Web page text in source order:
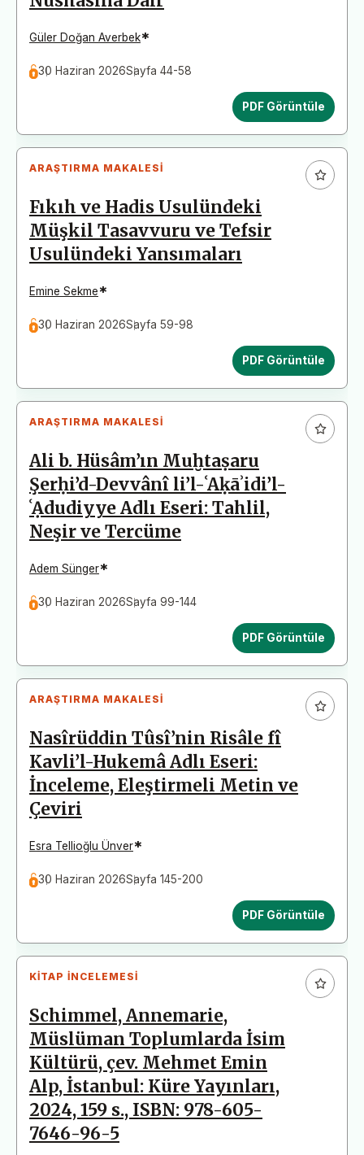
Güler Doğan Averbek*
30 Haziran 2026Sayfa 44-58
PDF Görüntüle
ARAŞTIRMA MAKALESI
Fıkıh ve Hadis Usulündeki
Müşkil Tasavvuru ve Tefsir
Usulündeki Yansımaları
Emine Sekme*
30 Haziran 2026Sayfa 59-98
PDF Görüntüle
ARAŞTIRMA MAKALESI
Ali b. Hüsâm’ın Muḫtaṣaru
Şerḥi’d-Devvânî li’l-ʿAḳāʾidi’l-
ʿẠdudiyye Adlı Eseri: Tahlil,
Neşir ve Tercüme
Adem Sünger*
30 Haziran 2026Sayfa 99-144
PDF Görüntüle
ARAŞTIRMA MAKALESI
Nasîrüddin Tûsî’nin Risâle fî
Kavli’l-Hukemâ Adlı Eseri:
İnceleme, Eleştirmeli Metin ve
Çeviri
Esra Tellioğlu Ünver*
30 Haziran 2026Sayfa 145-200
PDF Görüntüle
KITAP İNCELEMESI
Schimmel, Annemarie,
Müslüman Toplumlarda İsim
Kültürü, çev. Mehmet Emin
Alp, İstanbul: Küre Yayınları,
2024, 159 s., ISBN: 978-605-
7646-96-5